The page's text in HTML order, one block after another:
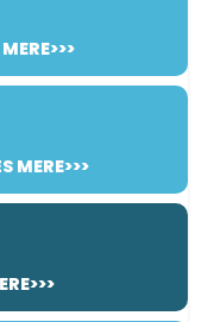
MERE>>>